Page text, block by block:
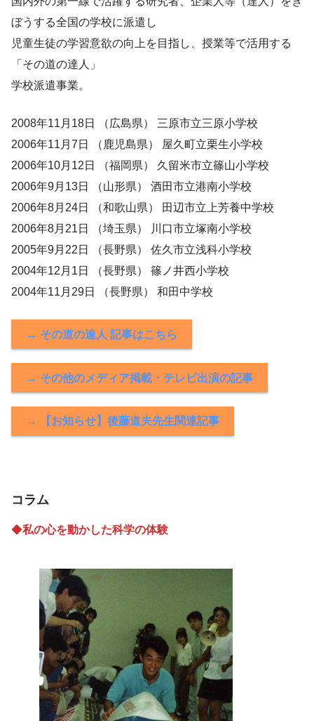
ぼうする全国の学校に派遣し
児童生徒の学習意欲の向上を目指し、授業等で活用する
「その道の達人」
学校派遣事業。
2008年11月18日 （広島県） 三原市立三原小学校
2006年11月7日 （鹿児島県） 屋久町立栗生小学校
2006年10月12日 （福岡県） 久留米市立篠山小学校
2006年9月13日 （山形県） 酒田市立港南小学校
2006年8月24日 （和歌山県） 田辺市立上芳養中学校
2006年8月21日 （埼玉県） 川口市立塚南小学校
2005年9月22日 （長野県） 佐久市立浅科小学校
2004年12月1日 （長野県） 篠ノ井西小学校
2004年11月29日 （長野県） 和田中学校
→ その道の達人 記事はこちら
→ その他のメディア掲載・テレビ出演の記事
→ 【お知らせ】後藤道夫先生関連記事
コラム
◆私の心を動かした科学の体験